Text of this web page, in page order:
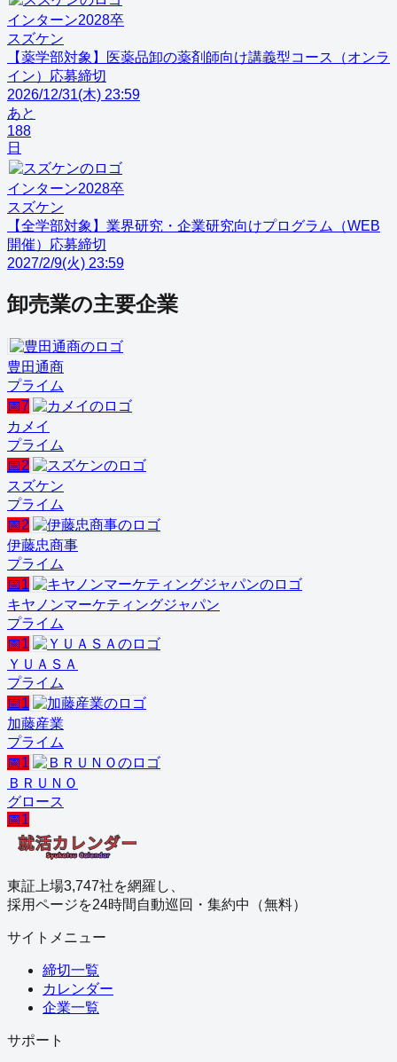
インターン2028卒
スズケン
【薬学部対象】医薬品卸の薬剤師向け講義型コース（オンラ
イン）応募締切
2026/12/31(木) 23:59
あと
188
日
インターン2028卒
スズケン
【全学部対象】業界研究・企業研究向けプログラム（WEB
開催）応募締切
2027/2/9(火) 23:59
卸売業の主要企業
豊田通商
プライム
📅7
カメイ
プライム
📅2
スズケン
プライム
📅2
伊藤忠商事
プライム
📅1
キヤノンマーケティングジャパン
プライム
📅1
ＹＵＡＳＡ
プライム
📅1
加藤産業
プライム
📅1
ＢＲＵＮＯ
グロース
📅1
東証上場3,747社を網羅し、
採用ページを24時間自動巡回・集約中（無料）
サイトメニュー
締切一覧
カレンダー
企業一覧
サポート